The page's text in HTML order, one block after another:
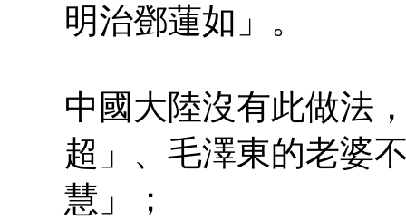
明治鄧蓮如」。
中國大陸沒有此做法
超」、毛澤東的老婆
慧」；